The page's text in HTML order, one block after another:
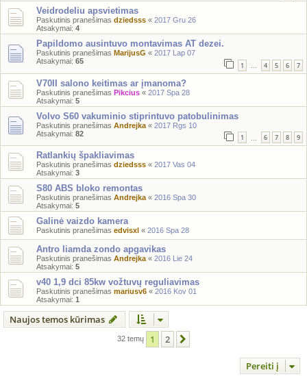
Veidrodeliu apsvietimas
Paskutinis pranešimas dziedsss « 2017 Gru 26
Atsakymai: 4
Papildomo ausintuvo montavimas AT dezei.
Paskutinis pranešimas MarijusG « 2017 Lap 07
Atsakymai: 65 1 … 4 5 6 7
V70II salono keitimas ar įmanoma?
Paskutinis pranešimas Pikcius « 2017 Spa 28
Atsakymai: 5
Volvo S60 vakuminio stiprintuvo patobulinimas
Paskutinis pranešimas Andrejka « 2017 Rgs 10
Atsakymai: 82 1 6 7 8 9
Ratlankių špakliavimas
Paskutinis pranešimas dziedsss « 2017 Vas 04
Atsakymai: 3
S80 ABS bloko remontas
Paskutinis pranešimas Andrejka « 2016 Spa 30
Atsakymai: 5
Galinė vaizdo kamera
Paskutinis pranešimas edvisxl « 2016 Spa 28
Antro liamda zondo apgavikas
Paskutinis pranešimas Andrejka « 2016 Lie 24
Atsakymai: 5
v40 1,9 dci 85kw vožtuvų reguliavimas
Paskutinis pranešimas mariusv6 « 2016 Kov 01
Atsakymai: 1
Naujos temos kūrimas
32 temų 1 2
Pereiti į